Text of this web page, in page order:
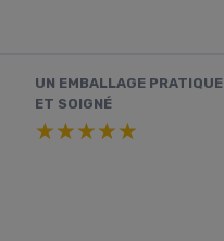
UN EMBALLAGE PRATIQUE
ET SOIGNÉ
★★★★★
★★★★★